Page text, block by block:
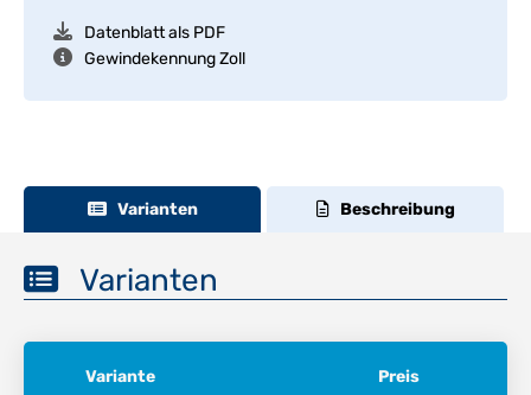
Datenblatt als PDF
Gewindekennung Zoll
Varianten Beschreibung
Varianten
Variante Preis